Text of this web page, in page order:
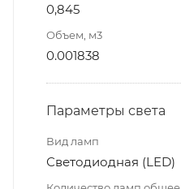
0,845
Объем, м3
0.001838
Параметры света
Вид ламп
Светодиодная (LED)